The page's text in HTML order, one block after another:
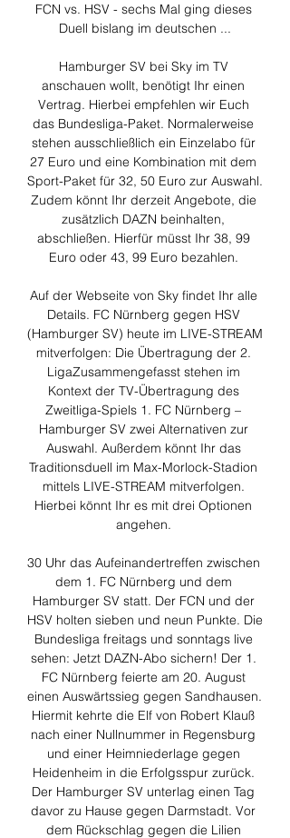
FCN vs. HSV - sechs Mal ging dieses
Duell bislang im deutschen ...
Hamburger SV bei Sky im TV
anschauen wollt, benötigt Ihr einen
Vertrag. Hierbei empfehlen wir Euch
das Bundesliga-Paket. Normalerweise
stehen ausschließlich ein Einzelabo für
27 Euro und eine Kombination mit dem
Sport-Paket für 32, 50 Euro zur Auswahl.
Zudem könnt Ihr derzeit Angebote, die
zusätzlich DAZN beinhalten,
abschließen. Hierfür müsst Ihr 38, 99
Euro oder 43, 99 Euro bezahlen.
Auf der Webseite von Sky findet Ihr alle
Details. FC Nürnberg gegen HSV
(Hamburger SV) heute im LIVE-STREAM
mitverfolgen: Die Übertragung der 2.
LigaZusammengefasst stehen im
Kontext der TV-Übertragung des
Zweitliga-Spiels 1. FC Nürnberg –
Hamburger SV zwei Alternativen zur
Auswahl. Außerdem könnt Ihr das
Traditionsduell im Max-Morlock-Stadion
mittels LIVE-STREAM mitverfolgen.
Hierbei könnt Ihr es mit drei Optionen
angehen.
30 Uhr das Aufeinandertreffen zwischen
dem 1. FC Nürnberg und dem
Hamburger SV statt. Der FCN und der
HSV holten sieben und neun Punkte. Die
Bundesliga freitags und sonntags live
sehen: Jetzt DAZN-Abo sichern! Der 1.
FC Nürnberg feierte am 20. August
einen Auswärtssieg gegen Sandhausen.
Hiermit kehrte die Elf von Robert Klauß
nach einer Nullnummer in Regensburg
und einer Heimniederlage gegen
Heidenheim in die Erfolgsspur zurück.
Der Hamburger SV unterlag einen Tag
davor zu Hause gegen Darmstadt. Vor
dem Rückschlag gegen die Lilien